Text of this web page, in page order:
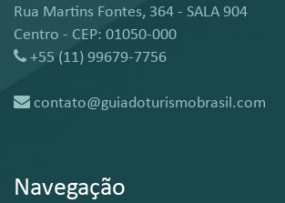
Rua Martins Fontes, 364 - SALA 904
Centro - CEP: 01050-000
+55 (11) 99679-7756
contato@guiadoturismobrasil.com
Navegação